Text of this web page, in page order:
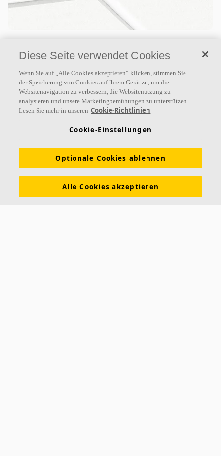
Ecophon Hygiene Clinic™ E ist ein
höchstabsorbierendes Akustikdeckensystem für
trockene Umgebungen. Die emissionsarmen
Akustikdeckenplatten sorgen für eine
Absorptionsklasse A
Oberfläche Akutex™ T
Feuchtwischen
Diese Seite verwendet Cookies
Wenn Sie auf „Alle Cookies akzeptieren“ klicken, stimmen Sie
der Speicherung von Cookies auf Ihrem Gerät zu, um die
Websitenavigation zu verbessern, die Websitenutzung zu
analysieren und unsere Marketingbemühungen zu unterstützen.
Lesen Sie mehr in unseren Cookie-Richtlinien
Cookie-Einstellungen
Optionale Cookies ablehnen
Alle Cookies akzeptieren